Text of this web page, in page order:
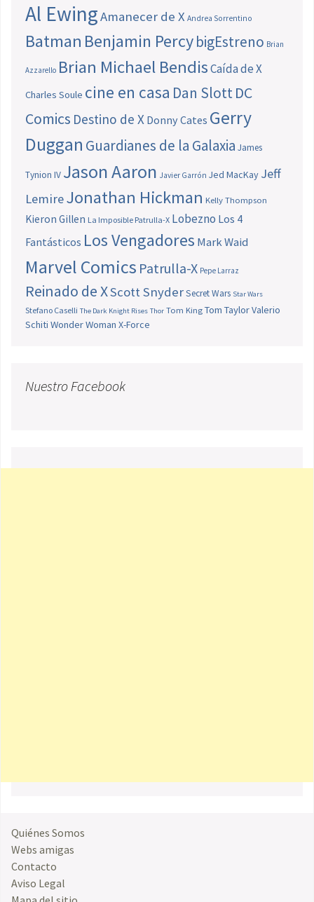
Al EwingAmanecer de X Andrea Sorrentino
Batman Benjamin PercybigEstreno Brian
Azzarello Brian Michael BendisCaída de X
Charles Soule cine en casa Dan SlottDC
Comics Destino de X Donny Cates Gerry
Duggan Guardianes de la Galaxia James
Tynion IV Jason Aaron Javier Garrón Jed MacKay Jeff
LemireJonathan Hickman Kelly Thompson
Kieron Gillen La Imposible Patrulla-X Lobezno Los 4
Fantásticos Los Vengadores Mark Waid
Marvel Comics Patrulla-X Pepe Larraz
Reinado de XScott SnyderSecret Wars Star Wars
Stefano Caselli The Dark Knight Rises Thor Tom King Tom TaylorValerio
Schiti Wonder Woman X-Force
Nuestro Facebook
Quiénes Somos
Webs amigas
Contacto
Aviso Legal